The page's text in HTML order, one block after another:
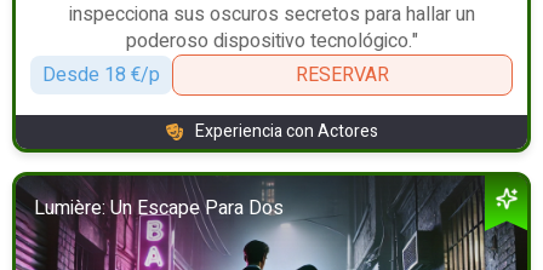
inspecciona sus oscuros secretos para hallar un
poderoso dispositivo tecnológico."
Desde 18 €/p
RESERVAR
Experiencia con Actores
Lumière: Un Escape Para Dos